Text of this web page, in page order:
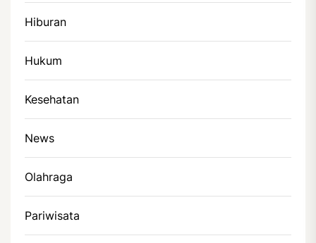
Hiburan
Hukum
Kesehatan
News
Olahraga
Pariwisata